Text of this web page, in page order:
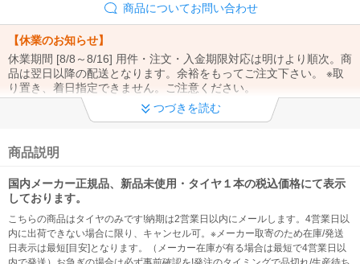
商品についてお問い合わせ
【休業のお知らせ】
休業期間 [8/8～8/16] 用件・注文・入金期限対応は明けより順次。商
品は翌日以降の配送となります。余裕をもってご注文下さい。 ※取
り置き、着日指定できません。ご注意ください。
ん）②お問合せは「メール」でお願い致します。③お支払い方法・
【※重要※】
@kaago.comドメインを 必ず受信許可してください！ ※発送のご連
絡、入金先の案内メールが確認出来なくなる為
つづきを読む
商品説明
国内メーカー正規品、新品未使用・タイヤ１本の税込価格にて表示
しております。
こちらの商品はタイヤのみです!納期は2営業日以内にメールします。4営業日以
内に出荷できない場合に限り、キャンセル可。※メーカー取寄のため在庫/発送
日表示は最短[目安]となります。（メーカー在庫が有る場合は最短で4営業日以